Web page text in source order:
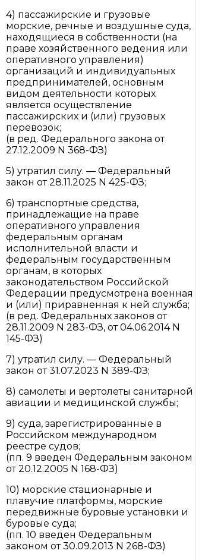
4) пассажирские и грузовые
морские, речные и воздушные суда,
находящиеся в собственности (на
праве хозяйственного ведения или
оперативного управления)
организаций и индивидуальных
предпринимателей, основным
видом деятельности которых
является осуществление
пассажирских и (или) грузовых
перевозок;
(в ред. Федерального закона от
27.12.2009 N 368-ФЗ)
5) утратил силу. — Федеральный
закон от 28.11.2025 N 425-ФЗ;
6) транспортные средства,
принадлежащие на праве
оперативного управления
федеральным органам
исполнительной власти и
федеральным государственным
органам, в которых
законодательством Российской
Федерации предусмотрена военная
и (или) приравненная к ней служба;
(в ред. Федеральных законов от
28.11.2009 N 283-ФЗ, от 04.06.2014 N
145-ФЗ)
7) утратил силу. — Федеральный
закон от 31.07.2023 N 389-ФЗ;
8) самолеты и вертолеты санитарной
авиации и медицинской службы;
9) суда, зарегистрированные в
Российском международном
реестре судов;
(пп. 9 введен Федеральным законом
от 20.12.2005 N 168-ФЗ)
10) морские стационарные и
плавучие платформы, морские
передвижные буровые установки и
буровые суда;
(пп. 10 введен Федеральным
законом от 30.09.2013 N 268-ФЗ)